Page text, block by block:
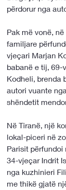
përdorur nga
Pak më vonë,
familjare
vjeçari Marjan
babanë e tij, 69-
Kodheli, brenda
autori vuante
shëndetit
Në Tiranë, një
lokal-piceri në
Parisit përfundoi
34-vjeçar Indrit
nga kuzhinieri
me thikë gjatë